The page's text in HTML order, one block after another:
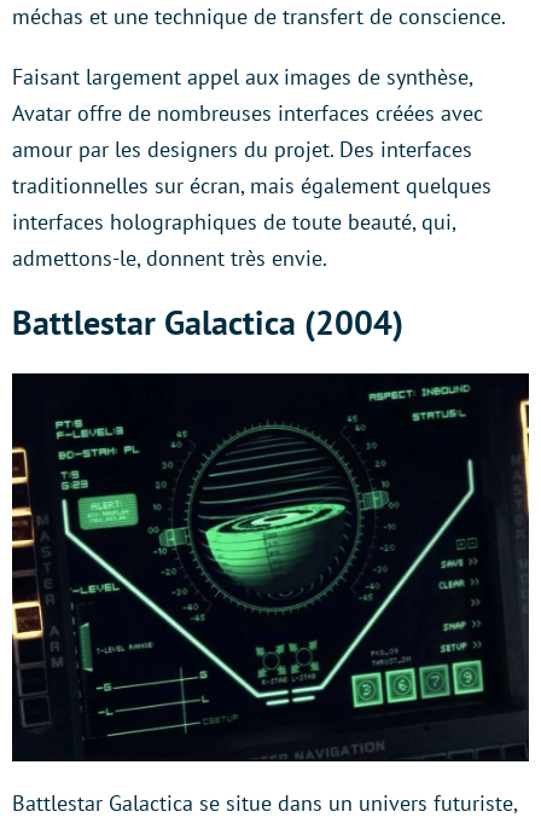
méchas et une technique de transfert de conscience.
Faisant largement appel aux images de synthèse,
Avatar offre de nombreuses interfaces créées avec
amour par les designers du projet. Des interfaces
traditionnelles sur écran, mais également quelques
interfaces holographiques de toute beauté, qui,
admettons-le, donnent très envie.
Battlestar Galactica (2004)
Battlestar Galactica se situe dans un univers futuriste,